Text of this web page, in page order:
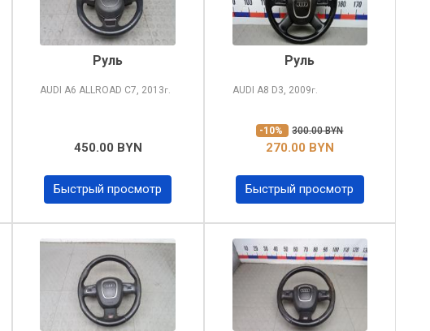
Руль
AUDI A6 ALLROAD C7, 2013г.
450.00 BYN
Быстрый просмотр
Руль
AUDI A8 D3, 2009г.
-10% 300.00 BYN
270.00 BYN
Быстрый просмотр